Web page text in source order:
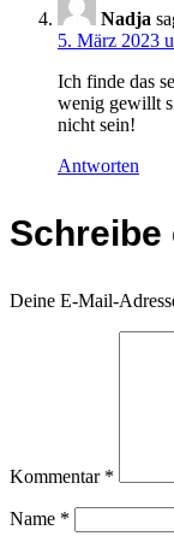
Nadja
5. März 2023
Ich finde das
wenig gewillt
nicht sein!
Antworten
Schreibe
Deine E-Mail-
Kommentar *
Name *